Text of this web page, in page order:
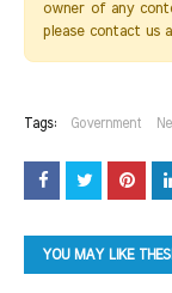
owner of any
please contact us
Tags: Government
YOU MAY LIKE